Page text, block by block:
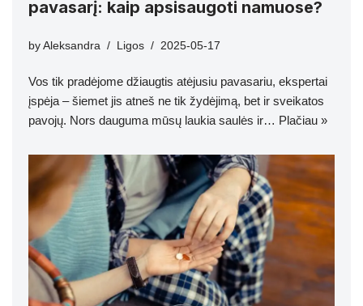
pavasarį: kaip apsisaugoti namuose?
by Aleksandra Ligos 2025-05-17
Vos tik pradėjome džiaugtis atėjusiu pavasariu, ekspertai
įspėja – šiemet jis atneš ne tik žydėjimą, bet ir sveikatos
pavojų. Nors dauguma mūsų laukia saulės ir… Plačiau »